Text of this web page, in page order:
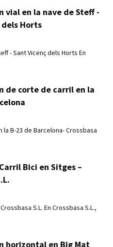
vial en la nave de Steff -
Horts
- Sant Vicenç dels Horts En
de corte de carril en la
B-23 de Barcelona- Crossbasa
Bici en Sitges –
S.L. En Crossbasa S.L.,
horizontal en Big Mat